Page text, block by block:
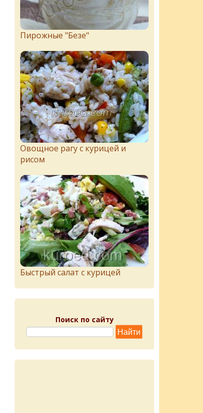
Пирожныe "Бeзe"
Овощное рагу с курицей и
рисом
Быстрый салат с курицей
Поиск по сайту